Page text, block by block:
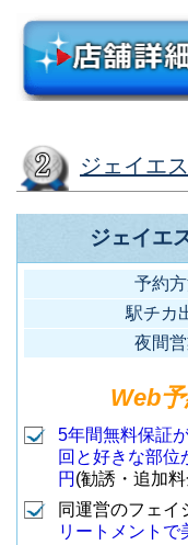
店舗名
1 赤羽店
2 日暮里店
ジェイエ
ジェイエ
予約
駅チカ
夜間
Web
5年間無料保証
回と好きな部位
円 (勧誘・追加
同運営のフェイ
リートメントで